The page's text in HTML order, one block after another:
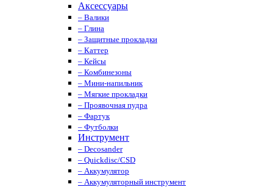
Аксессуары
– Валики
– Глина
– Защитные прокладки
– Каттер
– Кейсы
– Комбинезоны
– Мини-напильник
– Мягкие прокладки
– Проявочная пудра
– Фартук
– Футболки
Инструмент
– Decosander
– Quickdisc/CSD
– Аккумулятор
– Аккумуляторный инструмент